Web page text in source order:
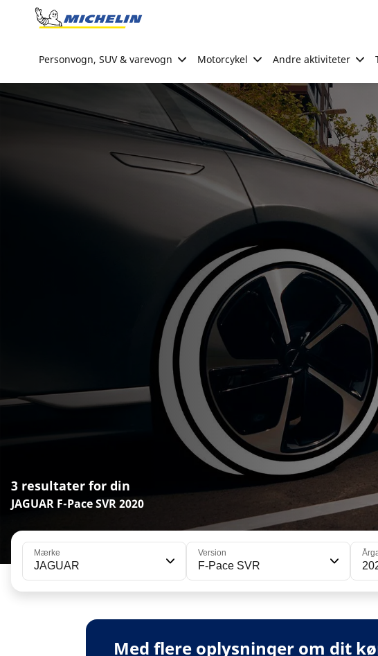
Go to page content
Personvogn, SUV & varevogn Motorcykel Andre aktiviteter
3 resultater for din
JAGUAR F-Pace SVR 2020
Mærke
JAGUAR
Version
F-Pace SVR
Med flere oplysninger om dit